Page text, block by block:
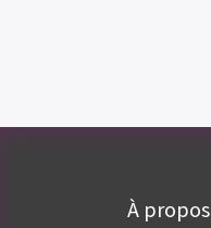
À propos